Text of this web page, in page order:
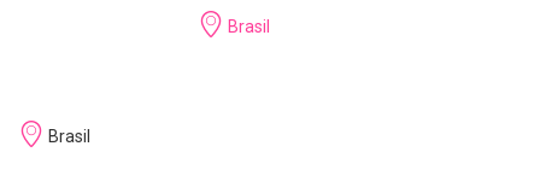
Brasil
Brasil